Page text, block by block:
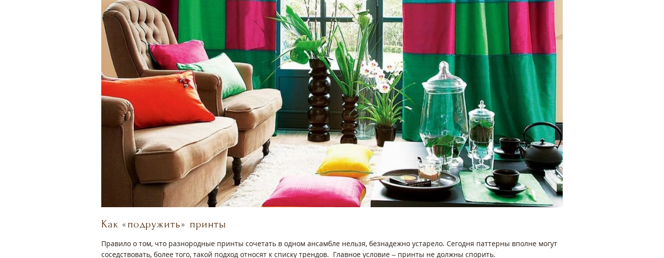
Как «подружить» принты
Правило о том, что разнородные принты сочетать в одном ансамбле нельзя, безнадежно устарело. Сегодня паттерны вполне могут
соседствовать, более того, такой подход относят к списку трендов. Главное условие – принты не должны спорить.